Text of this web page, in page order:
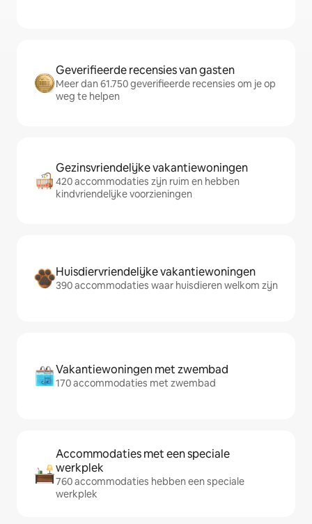
Geverifieerde recensies van gasten
Meer dan 61.750 geverifieerde recensies om je op
weg te helpen
Gezinsvriendelijke vakantiewoningen
420 accommodaties zijn ruim en hebben
kindvriendelijke voorzieningen
Huisdiervriendelijke vakantiewoningen
390 accommodaties waar huisdieren welkom zijn
Vakantiewoningen met zwembad
170 accommodaties met zwembad
Accommodaties met een speciale
werkplek
760 accommodaties hebben een speciale
werkplek